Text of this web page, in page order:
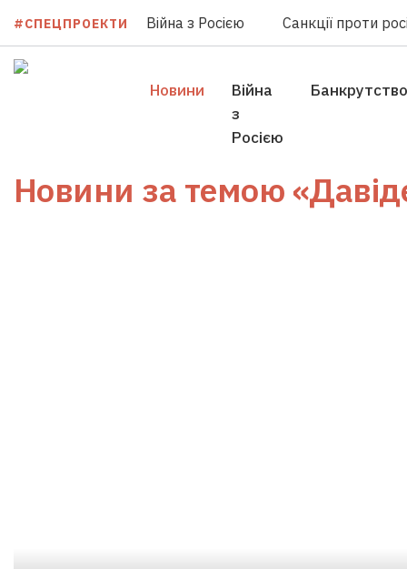
#СПЕЦПРОЕКТИ Війна з Росією Санкції проти
Новини
Війна
з
Росією
Банкрутство
Новини за темою